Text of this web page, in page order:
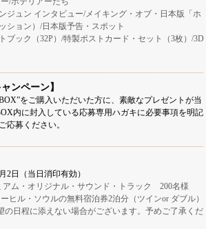
ジュン インタビュー/メイキング・オブ・日本版「ホ
ション）/日本版予告・スポット
ブック（32P）/特製ポストカード・セット（3枚）/3D
ンペーン】
をご購入いただいた方に、素敵なプレゼントが当
内に封入している応募専用ハガキに必要事項を明記
応募ください。
2日（当日消印有効）
アム・オリジナル・サウンド・トラック 200名様
ヒル・ソウルの無料宿泊券2泊分（ツインor ダブル）
の日程に添えない場合がございます。予めご了承くだ